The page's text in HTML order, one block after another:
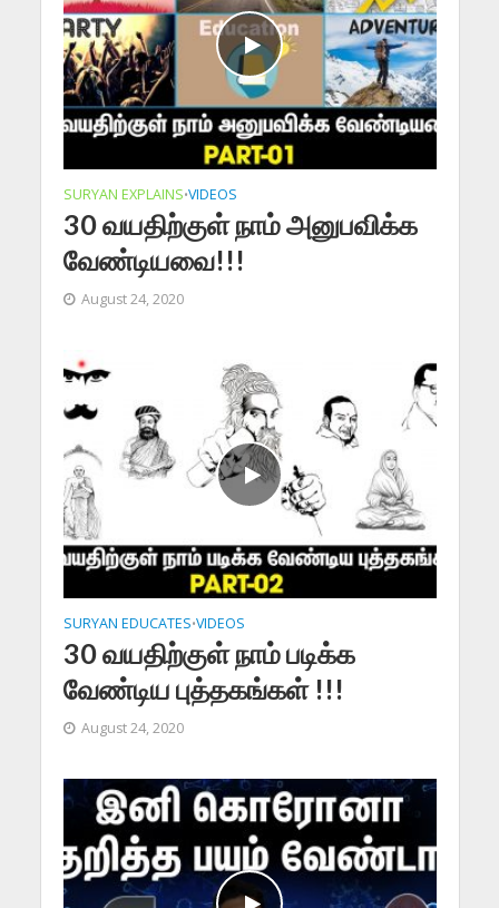
SURYAN EXPLAINS•VIDEOS
30 வயதிற்குள் நாம் அனுபவிக்க
வேண்டியவை!!!
August 24, 2020
SURYAN EDUCATES•VIDEOS
30 வயதிற்குள் நாம் படிக்க
வேண்டிய புத்தகங்கள் !!!
August 24, 2020